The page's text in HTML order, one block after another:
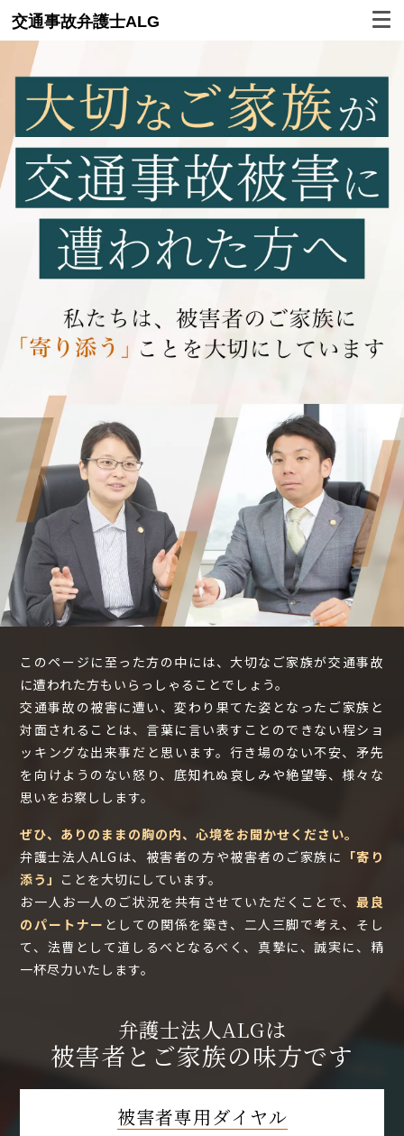
交通事故弁護士ALG
このページに至った方の中には、大切なご家族が交通事故
に遭われた方もいらっしゃることでしょう。
交通事故の被害に遭い、変わり果てた姿となったご家族と
対面されることは、言葉に言い表すことのできない程ショ
ッキングな出来事だと思います。行き場のない不安、矛先
を向けようのない怒り、底知れぬ哀しみや絶望等、様々な
思いをお察しします。
ぜひ、ありのままの胸の内、心境をお聞かせください。
弁護士法人ALGは、被害者の方や被害者のご家族に 「寄り
添う」 ことを大切にしています。
お一人お一人のご状況を共有させていただくことで、最良
のパートナー としての関係を築き、二人三脚で考え、そし
て、法曹として道しるべとなるべく、真摯に、誠実に、精
一杯尽力いたします。
弁護士法人ALGは
被害者とご家族の味方です
被害者専用ダイヤル